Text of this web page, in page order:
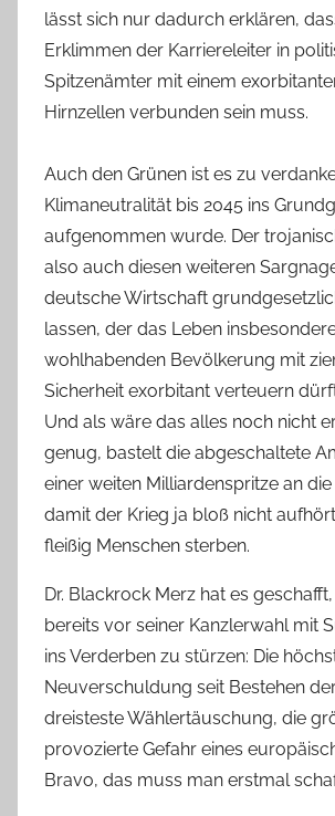
lässt sich nur dadurch erklären,
Erklimmen der Karriereleiter in
Spitzenämter mit einem
Hirnzellen verbunden sein muss.
Auch den Grünen ist es zu
Klimaneutralität bis 2045 ins
aufgenommen wurde. Der
also auch diesen weiteren
deutsche Wirtschaft
lassen, der das Leben
wohlhabenden Bevölkerung mit
Sicherheit exorbitant verteuern
Und als wäre das alles noch nicht
genug, bastelt die abgeschaltete
einer weiten Milliardenspritze an die
damit der Krieg ja bloß nicht
fleißig Menschen sterben.
Dr. Blackrock Merz hat es
bereits vor seiner Kanzlerwahl mit
ins Verderben zu stürzen: Die
Neuverschuldung seit Bestehen
dreisteste Wählertäuschung, die
provozierte Gefahr eines
Bravo, das muss man erstmal